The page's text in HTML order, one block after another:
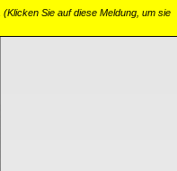
(Klicken Sie auf diese Meldung, um sie